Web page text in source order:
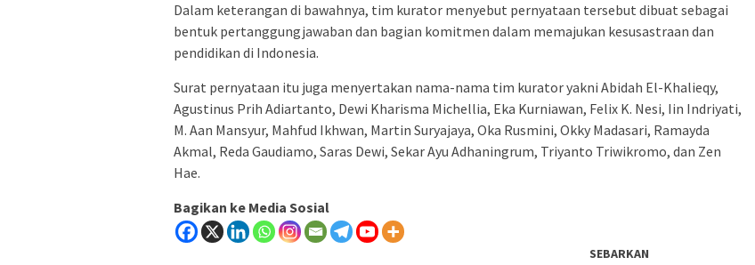
Dalam keterangan di bawahnya, tim kurator menyebut pernyataan tersebut dibuat sebagai
bentuk pertanggungjawaban dan bagian komitmen dalam memajukan kesusastraan dan
pendidikan di Indonesia.
Surat pernyataan itu juga menyertakan nama-nama tim kurator yakni Abidah El-Khalieqy,
Agustinus Prih Adiartanto, Dewi Kharisma Michellia, Eka Kurniawan, Felix K. Nesi, Iin Indriyati,
M. Aan Mansyur, Mahfud Ikhwan, Martin Suryajaya, Oka Rusmini, Okky Madasari, Ramayda
Akmal, Reda Gaudiamo, Saras Dewi, Sekar Ayu Adhaningrum, Triyanto Triwikromo, dan Zen
Hae.
Bagikan ke Media Sosial
SEBARKAN